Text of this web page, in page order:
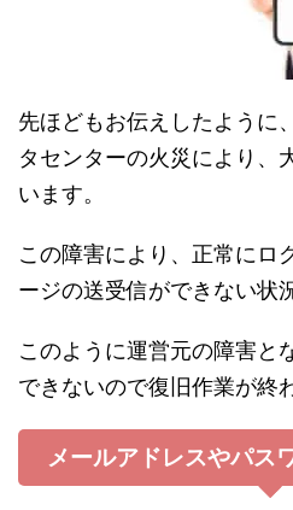
先ほどもお伝えしたように
タセンターの火災により、
います。
この障害により、正常にロ
ージの送受信ができない状
このように運営元の障害と
できないので復旧作業が終
メールアドレスやパス